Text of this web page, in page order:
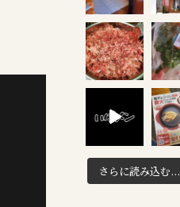
さらに読み込む...